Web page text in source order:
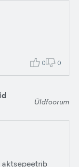
0 0
Üldfoorum
aktsepeetrib